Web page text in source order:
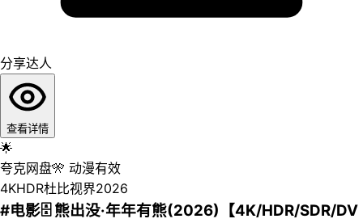
分享达人
查看详情
🌟
夸克网盘🎌 动漫有效
4KHDR杜比视界2026
#电影🗄 熊出没·年年有熊(2026)【4K/HDR/SDR/DV